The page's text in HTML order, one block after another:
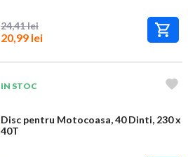
24,41 lei
20,99 lei
IN STOC
Disc pentru Motocoasa, 40 Dinti, 230 x
40T